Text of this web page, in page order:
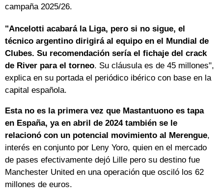
campaña 2025/26.
"Ancelotti acabará la Liga, pero si no sigue, el
técnico argentino dirigirá al equipo en el Mundial de
Clubes. Su recomendación sería el fichaje del crack
de River para el torneo. Su cláusula es de 45 millones",
explica en su portada el periódico ibérico con base en la
capital española.
Esta no es la primera vez que Mastantuono es tapa
en España, ya en abril de 2024 también se le
relacionó con un potencial movimiento al Merengue,
interés en conjunto por Leny Yoro, quien en el mercado
de pases efectivamente dejó Lille pero su destino fue
Manchester United en una operación que osciló los 62
millones de euros.